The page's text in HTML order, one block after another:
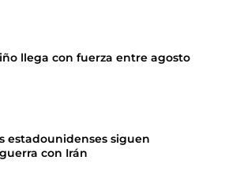
llega con fuerza entre agosto
estadounidenses siguen
con Irán